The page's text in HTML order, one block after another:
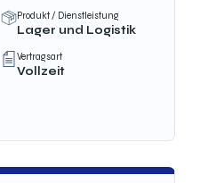
Produkt / Dienstleistung
Lager und Logistik
Vertragsart
Vollzeit